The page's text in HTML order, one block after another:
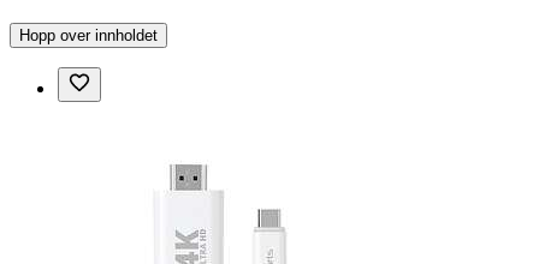
Hopp over innholdet